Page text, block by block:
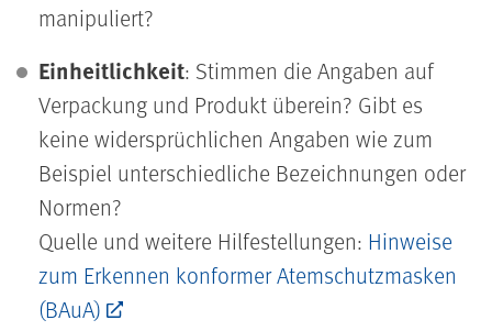
manipuliert?
Einheitlichkeit: Stimmen die Angaben auf
Verpackung und Produkt überein? Gibt es
keine widersprüchlichen Angaben wie zum
Beispiel unterschiedliche Bezeichnungen oder
Normen?
Quelle und weitere Hilfestellungen: Hinweise
zum Erkennen konformer Atemschutzmasken
(BAuA)